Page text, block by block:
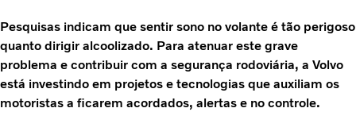
Pesquisas indicam que sentir sono no volante é tão perigoso
quanto dirigir alcoolizado. Para atenuar este grave
problema e contribuir com a segurança rodoviária, a Volvo
está investindo em projetos e tecnologias que auxiliam os
motoristas a ficarem acordados, alertas e no controle.